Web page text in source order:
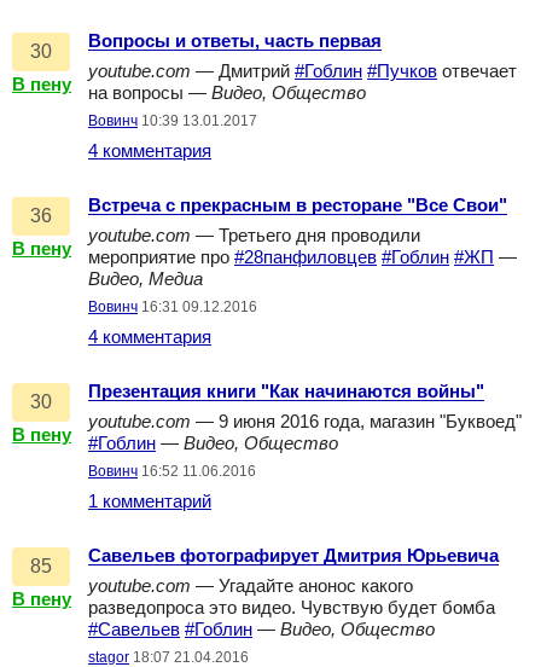
30
В пену
Вопросы и ответы, часть первая
youtube.com — Дмитрий #Гоблин #Пучков отвечает
на вопросы — Видео, Общество
Вовинч 10:39 13.01.2017
4 комментария
36
В пену
Встреча с прекрасным в ресторане "Все Свои"
youtube.com — Третьего дня проводили
мероприятие про #28панфиловцев #Гоблин #ЖП —
Видео, Медиа
Вовинч 16:31 09.12.2016
4 комментария
30
В пену
Презентация книги "Как начинаются войны"
youtube.com — 9 июня 2016 года, магазин "Буквоед"
#Гоблин — Видео, Общество
Вовинч 16:52 11.06.2016
1 комментарий
85
В пену
Савельев фотографирует Дмитрия Юрьевича
youtube.com — Угадайте анонос какого
разведопроса это видео. Чувствую будет бомба
#Савельев #Гоблин — Видео, Общество
stagor 18:07 21.04.2016